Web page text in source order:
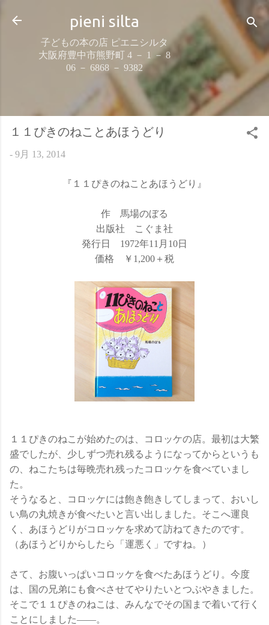
スキップしてメイン コンテンツに移動
pieni silta
子どもの本の店 ピエニシルタ
大阪府豊中市熊野町 4 － 1 － 8
06 － 6868 － 9382
１１ぴきのねことあほうどり
- 9月 13, 2014
『１１ぴきのねことあほうどり』
作 馬場のぼる
出版社 こぐま社
発行日 1972年11月10日
価格 ￥1,200＋税
１１ぴきのねこが始めたのは、コロッケの店。最初は大繁
盛でしたが、少しずつ売れ残るようになってからというも
の、ねこたちは毎晩売れ残ったコロッケを食べていまし
た。
そうなると、コロッケには飽き飽きしてしまって、おいし
い鳥の丸焼きが食べたいと言い出しました。そこへ運良
く、あほうどりがコロッケを求めて訪ねてきたのです。
（あほうどりからしたら「運悪く」ですね。）
さて、お腹いっぱいコロッケを食べたあほうどり。今度
は、国の兄弟にも食べさせてやりたいとつぶやきました。
そこで１１ぴきのねこは、みんなでその国まで着いて行く
ことにしました――。